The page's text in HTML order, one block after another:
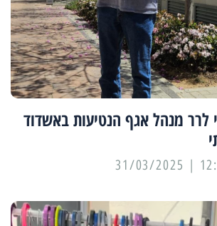
לרר מנהל אגף הנטיעות באשדוד
12:03 |